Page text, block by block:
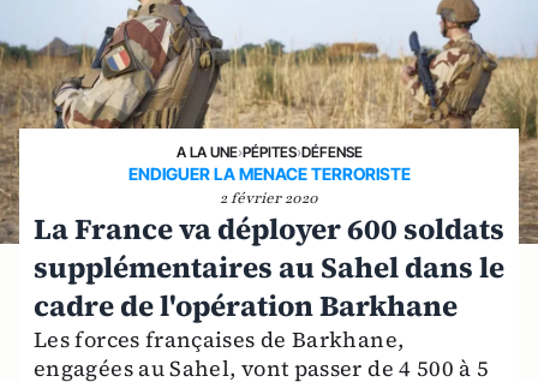
A LA UNE›PÉPITES›DÉFENSE
ENDIGUER LA MENACE TERRORISTE
2 février 2020
La France va déployer 600 soldats
supplémentaires au Sahel dans le
cadre de l'opération Barkhane
Les forces françaises de Barkhane,
engagées au Sahel, vont passer de 4 500 à 5